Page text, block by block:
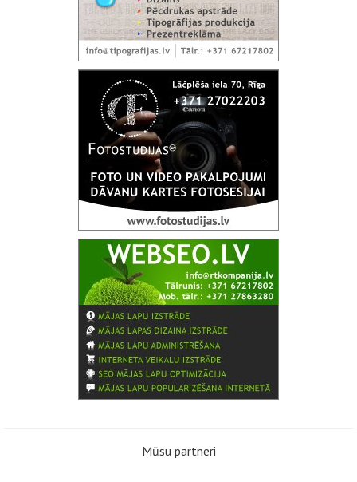
Mūsu partneri